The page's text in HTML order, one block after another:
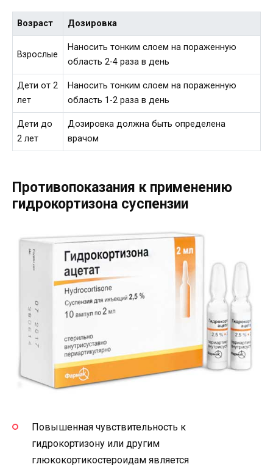
Возраст Дозировка
Взрослые
Наносить тонким слоем на пораженную
область 2-4 раза в день
Дети от 2
лет
Наносить тонким слоем на пораженную
область 1-2 раза в день
Дети до
2 лет
Дозировка должна быть определена
врачом
Противопоказания к применению
гидрокортизона суспензии
Повышенная чувствительность к
гидрокортизону или другим
глюкокортикостероидам является